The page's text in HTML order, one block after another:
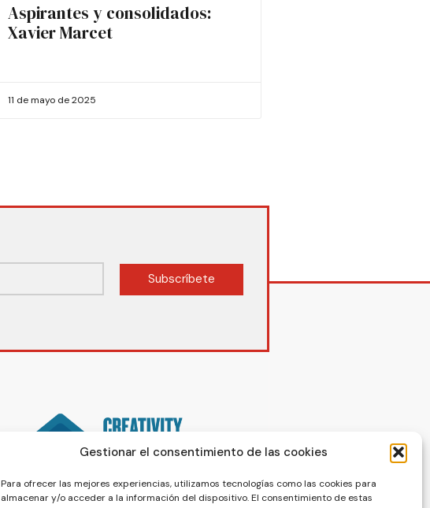
Gestionar el consentimiento de las cookies
Para ofrecer las mejores experiencias, utilizamos tecnologías como las cookies para
almacenar y/o acceder a la información del dispositivo. El consentimiento de estas
Aspirantes y consolidados:
Xavier Marcet
11 de mayo de 2025
Subscríbete